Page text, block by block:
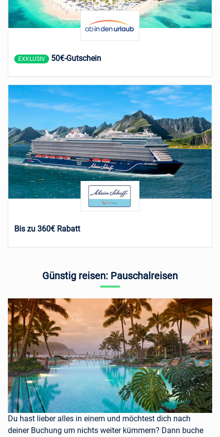
EXKLUSIV 50€-Gutschein
Bis zu 360€ Rabatt
Günstig reisen: Pauschalreisen
Du hast lieber alles in einem und möchtest dich nach
deiner Buchung um nichts weiter kümmern? Dann buche